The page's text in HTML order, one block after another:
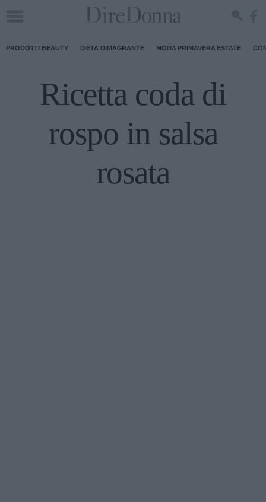
PRODOTTI BEAUTY DIETA DIMAGRANTE MODA PRIMAVERA ESTATE
Ricetta coda di
rospo in salsa
rosata